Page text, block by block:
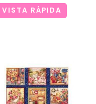
VISTA RÁPIDA